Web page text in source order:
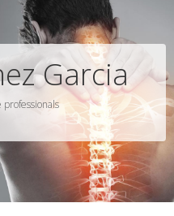
Garcia
professionals